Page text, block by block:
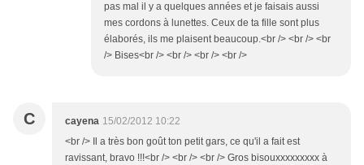
pas mal il y a quelques années et je faisais aussi
mes cordons à lunettes. Ceux de ta fille sont plus
élaborés, ils me plaisent beaucoup.<br /> <br /> <br
/> Bises<br /> <br /> <br /> <br />
C cayena 15/02/2012 10:22
<br /> Il a très bon goût ton petit gars, ce qu'il a fait est
ravissant, bravo !!!<br /> <br /> <br /> Gros bisouxxxxxxxxx à